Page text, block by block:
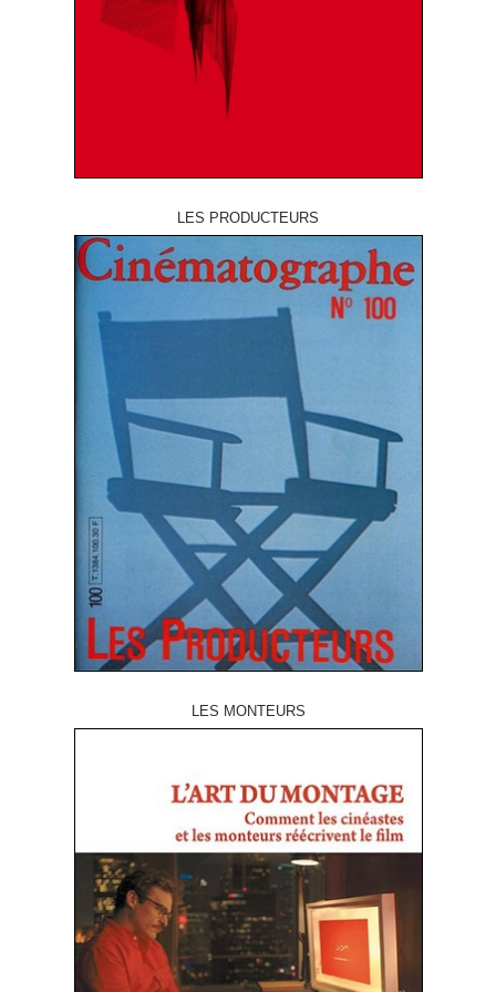
LES PRODUCTEURS
LES MONTEURS